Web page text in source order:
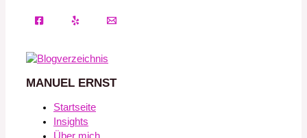
MANUEL ERNST
Startseite
Insights